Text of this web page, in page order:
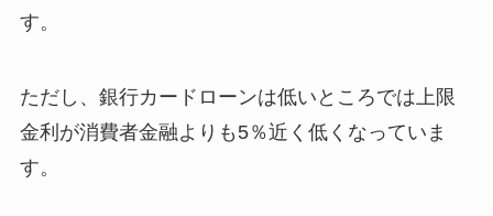
す。
ただし、銀行カードローンは低いところでは上限
金利が消費者金融よりも5％近く低くなっていま
す。